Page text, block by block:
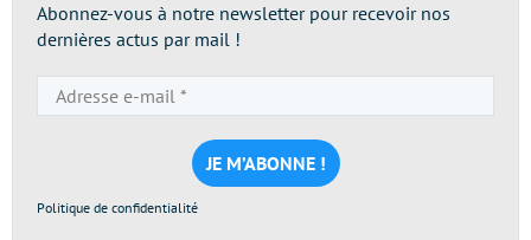
Abonnez-vous à notre newsletter pour recevoir nos
dernières actus par mail !
e-
mail
*
Politique de confidentialité